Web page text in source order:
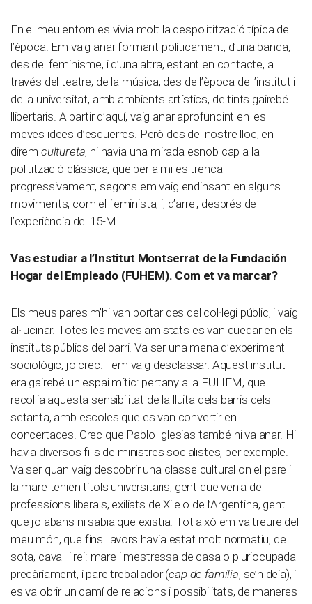
En el meu entorn es vivia molt la despolitització típica de
l’època. Em vaig anar formant políticament, d’una banda,
des del feminisme, i d’una altra, estant en contacte, a
través del teatre, de la música, des de l’època de l’institut i
de la universitat, amb ambients artístics, de tints gairebé
llibertaris. A partir d’aquí, vaig anar aprofundint en les
meves idees d’esquerres. Però des del nostre lloc, en
direm cultureta, hi havia una mirada esnob cap a la
politització clàssica, que per a mi es trenca
progressivament, segons em vaig endinsant en alguns
moviments, com el feminista, i, d’arrel, després de
l’experiència del 15-M.
Vas estudiar a l’Institut Montserrat de la Fundación
Hogar del Empleado (FUHEM). Com et va marcar?
Els meus pares m’hi van portar des del col·legi públic, i vaig
al·lucinar. Totes les meves amistats es van quedar en els
instituts públics del barri. Va ser una mena d’experiment
sociològic, jo crec. I em vaig desclassar. Aquest institut
era gairebé un espai mític: pertany a la FUHEM, que
recollia aquesta sensibilitat de la lluita dels barris dels
setanta, amb escoles que es van convertir en
concertades. Crec que Pablo Iglesias també hi va anar. Hi
havia diversos fills de ministres socialistes, per exemple.
Va ser quan vaig descobrir una classe cultural on el pare i
la mare tenien títols universitaris, gent que venia de
professions liberals, exiliats de Xile o de l’Argentina, gent
que jo abans ni sabia que existia. Tot això em va treure del
meu món, que fins llavors havia estat molt normatiu, de
sota, cavall i rei: mare i mestressa de casa o pluriocupada
precàriament, i pare treballador (cap de família, se’n deia), i
es va obrir un camí de relacions i possibilitats, de maneres